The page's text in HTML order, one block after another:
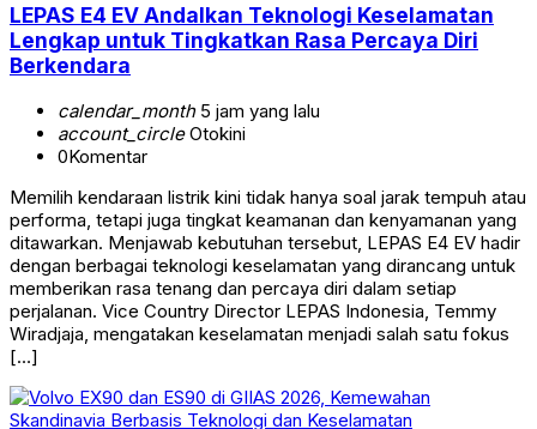
LEPAS E4 EV Andalkan Teknologi Keselamatan
Lengkap untuk Tingkatkan Rasa Percaya Diri
Berkendara
calendar_month5 jam yang lalu
account_circleOtokini
0Komentar
Memilih kendaraan listrik kini tidak hanya soal jarak tempuh atau
performa, tetapi juga tingkat keamanan dan kenyamanan yang
ditawarkan. Menjawab kebutuhan tersebut, LEPAS E4 EV hadir
dengan berbagai teknologi keselamatan yang dirancang untuk
memberikan rasa tenang dan percaya diri dalam setiap
perjalanan. Vice Country Director LEPAS Indonesia, Temmy
Wiradjaja, mengatakan keselamatan menjadi salah satu fokus
[…]